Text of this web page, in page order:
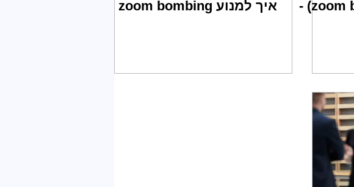
זום בומינג (zoom bombing) -
איך למנוע zoom bombing